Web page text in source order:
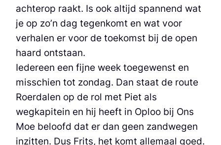
achterop raakt. Is ook altijd spannend wat
je op zo’n dag tegenkomt en wat voor
verhalen er voor de toekomst bij de open
haard ontstaan.
Iedereen een fijne week toegewenst en
misschien tot zondag. Dan staat de route
Roerdalen op de rol met Piet als
wegkapitein en hij heeft in Oploo bij Ons
Moe beloofd dat er dan geen zandwegen
inzitten. Dus Frits, het komt allemaal goed.